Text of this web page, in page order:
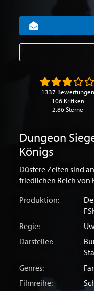
Dungeon
Königs
Düstere Zeiten sind
friedlichen Reich von
Produktion:
Regie:
Darsteller:
Genres:
Filmreihe:
1337 Bewertungen
106 Kritiken
2.86 Sterne